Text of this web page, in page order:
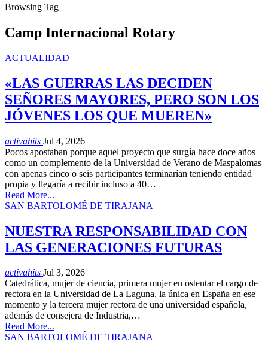
Browsing Tag
Camp Internacional Rotary
ACTUALIDAD
«LAS GUERRAS LAS DECIDEN
SEÑORES MAYORES, PERO SON LOS
JÓVENES LOS QUE MUEREN»
activahits Jul 4, 2026
Pocos apostaban porque aquel proyecto que surgía hace doce años
como un complemento de la Universidad de Verano de Maspalomas
con apenas cinco o seis participantes terminarían teniendo entidad
propia y llegaría a recibir incluso a 40…
Read More...
SAN BARTOLOMÉ DE TIRAJANA
NUESTRA RESPONSABILIDAD CON
LAS GENERACIONES FUTURAS
activahits Jul 3, 2026
Catedrática, mujer de ciencia, primera mujer en ostentar el cargo de
rectora en la Universidad de La Laguna, la única en España en ese
momento y la tercera mujer rectora de una universidad española,
además de consejera de Industria,…
Read More...
SAN BARTOLOMÉ DE TIRAJANA